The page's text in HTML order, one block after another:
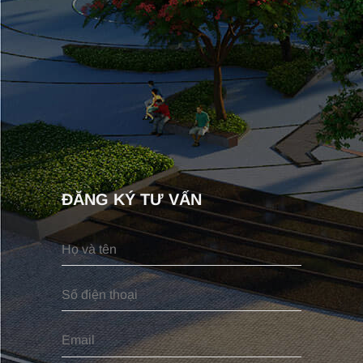
ĐĂNG KÝ TƯ VẤN